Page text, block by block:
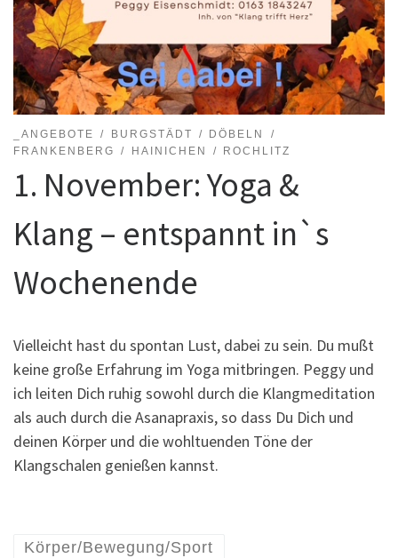
_ANGEBOTE BURGSTÄDT
DÖBELN
FRANKENBERG
HAINICHEN ROCHLITZ
1. November: Yoga &
Klang – entspannt in`s
Wochenende
Vielleicht hast du spontan Lust, dabei zu sein. Du mußt
keine große Erfahrung im Yoga mitbringen. Peggy und
ich leiten Dich ruhig sowohl durch die Klangmeditation
als auch durch die Asanapraxis, so dass Du Dich und
deinen Körper und die wohltuenden Töne der
Klangschalen genießen kannst.
Körper/Bewegung/Sport